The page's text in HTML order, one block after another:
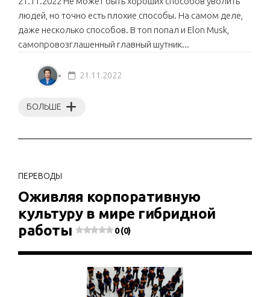
людей, но точно есть плохие способы. На самом деле,
даже несколько способов. В топ попал и Elon Musk,
самопровозглашенный главный шутник...
БОЛЬШЕ
21.11.2022
ПЕРЕВОДЫ
Оживляя корпоративную
культуру в мире гибридной
работы
0 (0)